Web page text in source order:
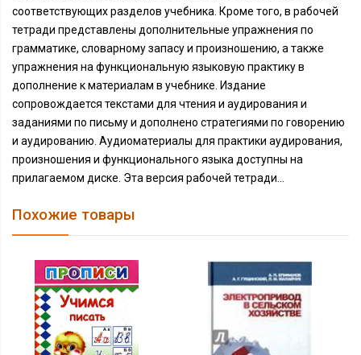
соответствующих разделов учебника. Кроме того, в рабочей
тетради представлены дополнительные упражнения по
грамматике, словарному запасу и произношению, а также
упражнения на функциональную языковую практику в
дополнение к материалам в учебнике. Издание
сопровождается текстами для чтения и аудирования и
заданиями по письму и дополнено стратегиями по говорению
и аудированию. Аудиоматериалы для практики аудирования,
произношения и функционального языка доступны на
прилагаемом диске. Эта версия рабочей тетради...
Похожие товары